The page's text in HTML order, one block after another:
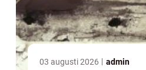
03 augusti 2026 admin